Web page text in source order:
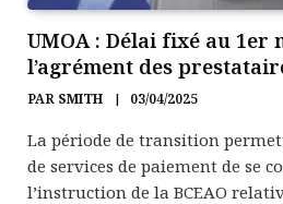
UMOA : Délai fixé au 1er
l’agrément des
PAR SMITH 03/04/2025
La période de transition
de services de paiement de se
l’instruction de la BCEAO